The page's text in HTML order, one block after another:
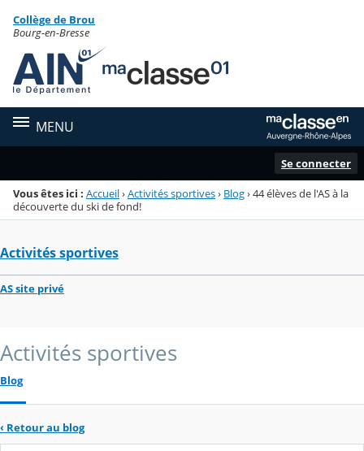
Menu de la rubrique
Contenu
Collège de Brou
Bourg-en-Bresse
MENU
Se connecter
Vous êtes ici : Accueil›Activités sportives› Blog›44 élèves de l'AS à la
découverte du ski de fond!
Activités sportives
AS site privé
Activités sportives
Blog
‹ Retour au blog